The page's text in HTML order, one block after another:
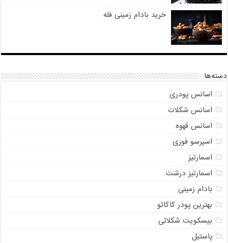
خرید بادام زمینی فله
دسته‌ها
اسانس پودری
اسانس شکلات
اسانس قهوه
اسپرسو فوری
اسمارتیز
اسمارتیز درشت
بادام زمینی
بهترین پودر کاکائو
بیسکویت شکلاتی
پاستیل